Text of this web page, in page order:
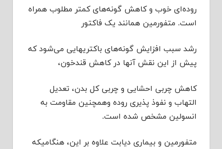
روده‌ای خوب و کاهش گونه‌های کمتر مطلوب همراه
است. متفورمین همانند یک فاکتور
رشد سبب افزایش گونه‌های باکتریهایی می‌شود که
پیش از این نقش آنها در کاهش قندخون،
کاهش چربی احشایی و چربی کل بدن، تعدیل
التهاب و نفوذ پذیری روده وهمچنین مقاومت به
انسولین مشخص شده است.
متفورمین و بیماری دیابت علاوه بر این، هنگامیکه